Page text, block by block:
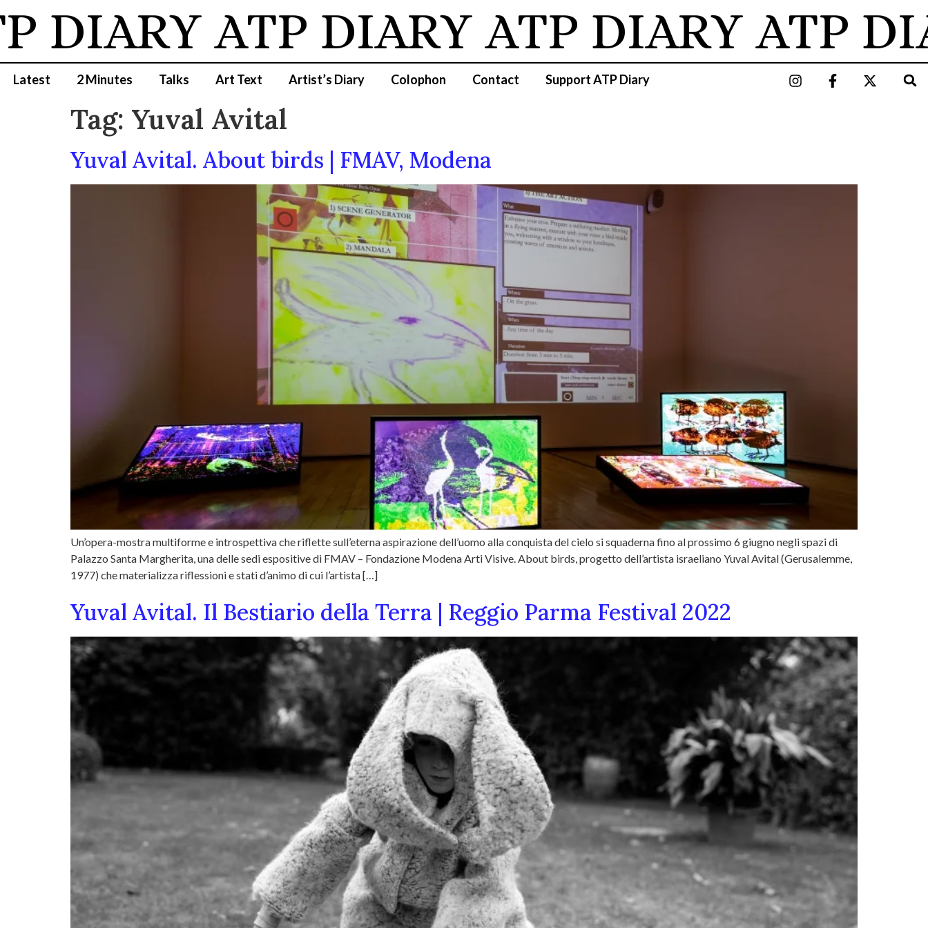
DIARY ATP DIARY ATP DIARY ATP
Latest 2 Minutes Talks Art Text Artist’s Diary Colophon Contact Support ATP Diary
Tag: Yuval Avital
Yuval Avital. About birds | FMAV, Modena
Un’opera-mostra multiforme e introspettiva che riflette sull’eterna aspirazione dell’uomo alla conquista del cielo si squaderna fino al prossimo 6 giugno negli spazi di
Palazzo Santa Margherita, una delle sedi espositive di FMAV – Fondazione Modena Arti Visive. About birds, progetto dell’artista israeliano Yuval Avital (Gerusalemme,
1977) che materializza riflessioni e stati d’animo di cui l’artista […]
Yuval Avital. Il Bestiario della Terra | Reggio Parma Festival 2022